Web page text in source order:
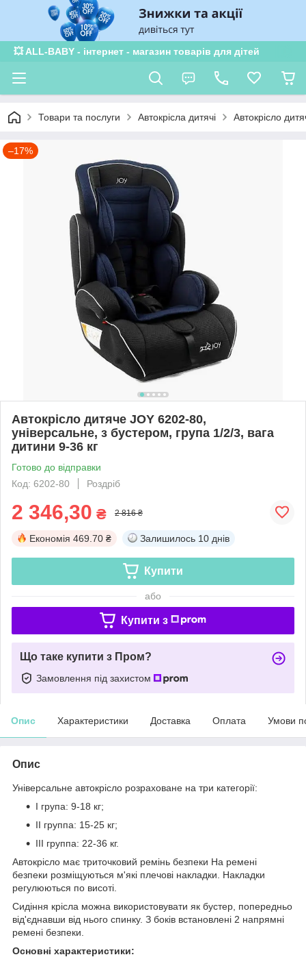
💥 ALL-BABY - інтернет - магазин товарів для дітей
Товари та послуги Автокрісла дитячі Автокрісло
–17%
Автокрісло дитяче JOY 6202-80,
універсальне, з бустером, група 1/2/3, вага
дитини 9-36 кг
Готово до відправки
Код: 6202-80
Роздріб
2 346,30 ₴ 2 816 ₴
Економія 469.70 ₴ Залишилось 10 днів
Купити
або
Купити з
Що таке купити з Пром?
Замовлення під захистом
Опис Характеристики Доставка Оплата Умови
Опис
Універсальне автокрісло розраховане на три категорії:
I група: 9-18 кг;
ІІ группа: 15-25 кг;
ІІІ группа: 22-36 кг.
Автокрісло має триточковий ремінь безпеки На ремені
безпеки розміщуються м'які плечові накладки. Накладки
регулюються по висоті.
Сидіння крісла можна використовувати як бустер, попередньо
від'єднавши від нього спинку. З боків встановлені 2 напрямні
ремені безпеки.
Основні характеристики: